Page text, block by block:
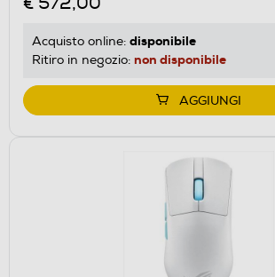
Acquisto online: disponibile
Ritiro in negozio: non disponibile
AGGIUNGI